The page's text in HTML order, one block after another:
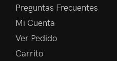
Preguntas Frecuentes
Mi Cuenta
Ver Pedido
Carrito